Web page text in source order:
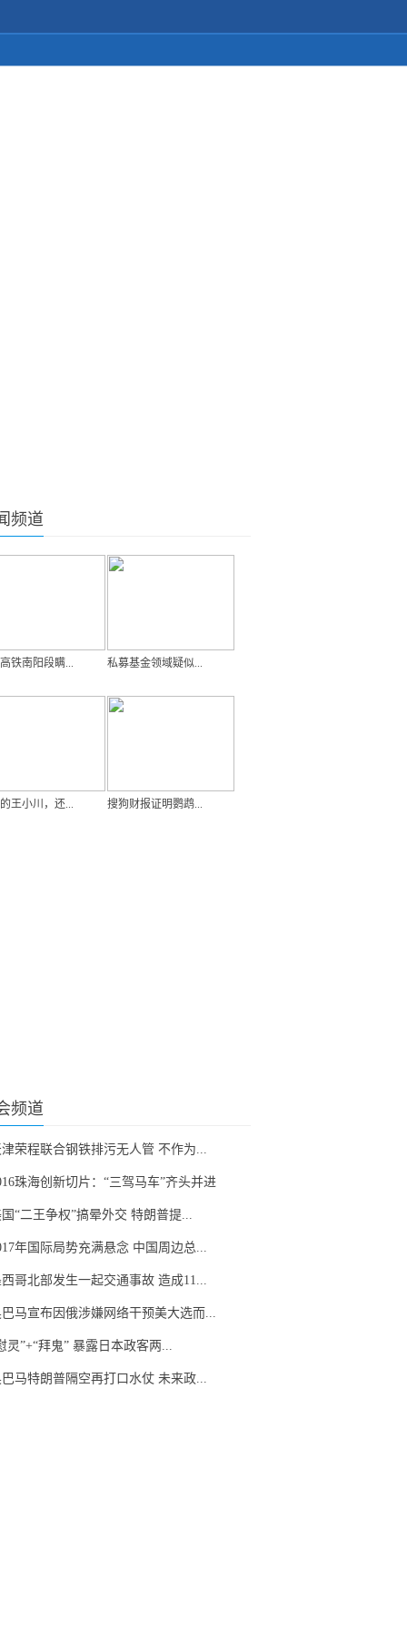
频道
铁南阳段瞒... 私募基金领域疑似...
王小川，还... 搜狗财报证明鹦鹉...
频道
荣程联合钢铁排污无人管 不作为...
珠海创新切片：“三驾马车”齐头并进
“二王争权”搞晕外交 特朗普提...
年国际局势充满悬念 中国周边总...
哥北部发生一起交通事故 造成11...
马宣布因俄涉嫌网络干预美大选而...
灵”+“拜鬼” 暴露日本政客两...
马特朗普隔空再打口水仗 未来政...